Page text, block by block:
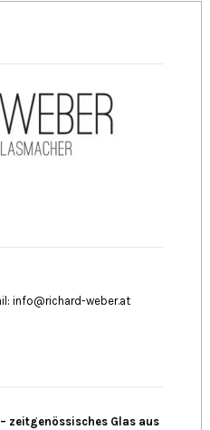
info@richard-weber.at
zeitgenössisches Glas aus